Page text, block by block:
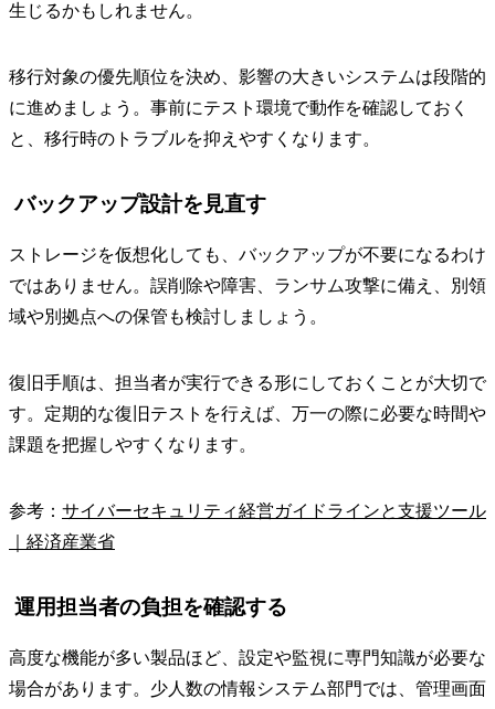
生じるかもしれません。
移行対象の優先順位を決め、影響の大きいシステムは段階的
に進めましょう。事前にテスト環境で動作を確認しておく
と、移行時のトラブルを抑えやすくなります。
バックアップ設計を見直す
ストレージを仮想化しても、バックアップが不要になるわけ
ではありません。誤削除や障害、ランサム攻撃に備え、別領
域や別拠点への保管も検討しましょう。
復旧手順は、担当者が実行できる形にしておくことが大切で
す。定期的な復旧テストを行えば、万一の際に必要な時間や
課題を把握しやすくなります。
参考： サイバーセキュリティ経営ガイドラインと支援ツール
｜経済産業省
運用担当者の負担を確認する
高度な機能が多い製品ほど、設定や監視に専門知識が必要な
場合があります。少人数の情報システム部門では、管理画面